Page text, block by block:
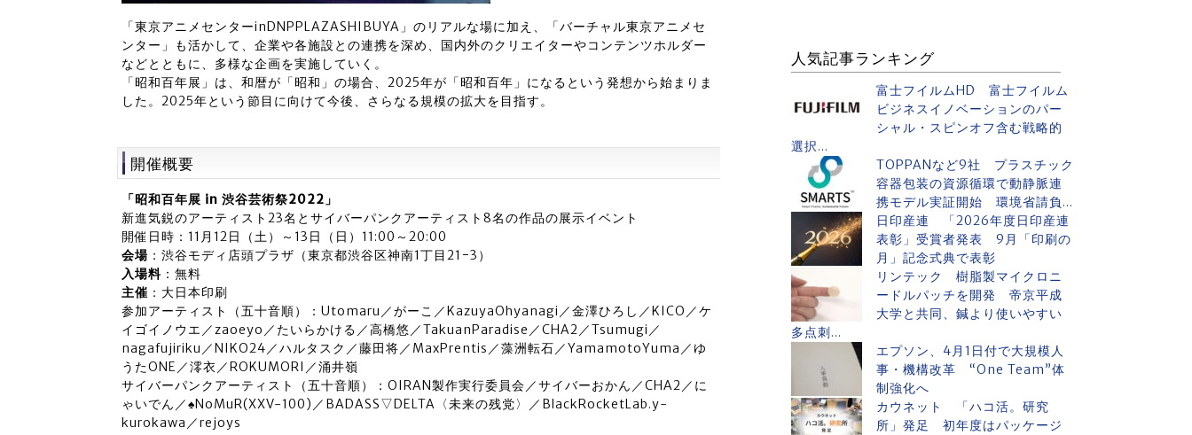
「東京アニメセンターinDNPPLAZASHIBUYA」のリアルな場に加え、「バーチャル東京アニメセ
ンター」も活かして、企業や各施設との連携を深め、国内外のクリエイターやコンテンツホルダー
などとともに、多様な企画を実施していく。
「昭和百年展」は、和暦が「昭和」の場合、2025年が「昭和百年」になるという発想から始まりま
した。2025年という節目に向けて今後、さらなる規模の拡大を目指す。
開催概要
「昭和百年展 in 渋谷芸術祭2022」
新進気鋭のアーティスト23名とサイバーパンクアーティスト8名の作品の展示イベント
開催日時：11月12日（土）～13日（日）11:00～20:00
会場 ：渋谷モディ店頭プラザ（東京都渋谷区神南1丁目21−3）
入場料 ：無料
主催 ：大日本印刷
参加アーティスト（五十音順）：Utomaru／がーこ／KazuyaOhyanagi／金澤ひろし／KICO／ケ
イゴイノウエ／zaoeyo／たいらかける／高橋悠／TakuanParadise／CHA2／Tsumugi／
nagafujiriku／NIKO24／ハルタスク／藤田将／MaxPrentis／藻洲転石／YamamotoYuma／ゆ
うたONE／澪衣／ROKUMORI／涌井嶺
サイバーパンクアーティスト（五十音順）：OIRAN製作実行委員会／サイバーおかん／CHA2／に
ゃいでん／♠NoMuR(XXV-100)／BADASS▽DELTA〈未来の残党〉／BlackRocketLab.y-
kurokawa／rejoys
人気記事ランキング
富士フイルムHD 富士フイルム
ビジネスイノベーションのパー
シャル・スピンオフ含む戦略的
選択...
TOPPANなど9社 プラスチック
容器包装の資源循環で動静脈連
携モデル実証開始 環境省請負...
日印産連 「2026年度日印産連
表彰」受賞者発表 9月「印刷の
月」記念式典で表彰
リンテック 樹脂製マイクロニ
ードルパッチを開発 帝京平成
大学と共同、鍼より使いやすい
多点刺...
エプソン、4月1日付で大規模人
事・機構改革 “One Team”体
制強化へ
カウネット 「ハコ活。研究
所」発足 初年度はパッケージ